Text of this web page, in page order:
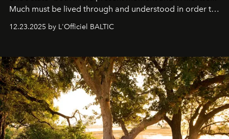
Much must be lived through and understood in order to
preserve that crystal clarity of awareness, which not
everyone sees at once, not everyone understands
away. Time is essential, for beneath countless irresistible
masks, something truly beautiful hides modestly, without
seeking attention. To perceive the real essence, one
needs the art of reinterpretation. We have named this
look "Olivante".
12.23.2025 by L'Officiel BALTIC